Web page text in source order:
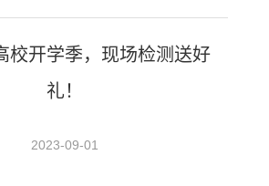
校开学季，现场检测送好
礼！
2023-09-01